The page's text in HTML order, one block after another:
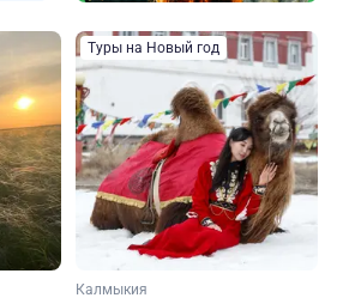
Туры на Новый год
Калмыкия